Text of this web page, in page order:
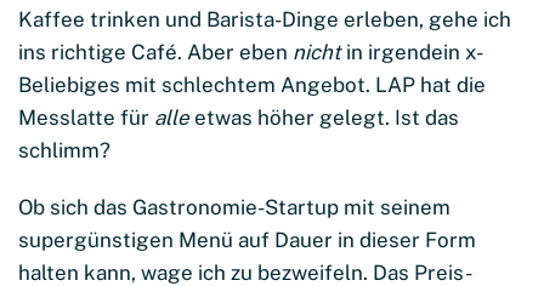
Kaffee trinken und Barista-Dinge erleben, gehe ich
ins richtige Café. Aber eben nicht in irgendein x-
Beliebiges mit schlechtem Angebot. LAP hat die
Messlatte für alle etwas höher gelegt. Ist das
schlimm?
Ob sich das Gastronomie-Startup mit seinem
supergünstigen Menü auf Dauer in dieser Form
halten kann, wage ich zu bezweifeln. Das Preis-